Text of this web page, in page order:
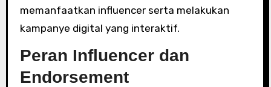
memanfaatkan influencer serta melakukan
kampanye digital yang interaktif.
Peran Influencer dan
Endorsement